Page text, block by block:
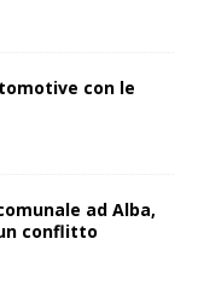
con le
ad Alba,
conflitto